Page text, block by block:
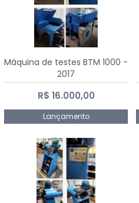
Máquina de testes BTM 1000 -
2017
R$ 16.000,00
Lançamento